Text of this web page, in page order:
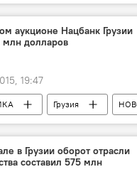
аукционе Нацбанк Грузии
млн долларов
19:47
Грузия
в Грузии оборот отрасли
составил 575 млн